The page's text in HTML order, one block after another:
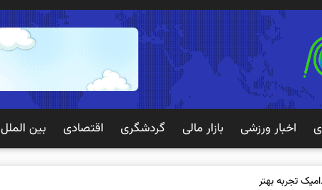
اخبار ورزشی بازار مالی گردشگری اقتصادی بین الملل
تجربه بهتری برای مشتریان ایج